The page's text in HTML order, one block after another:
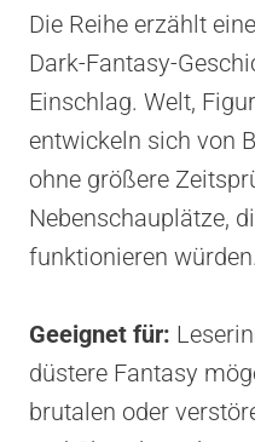
Die Reihe erzählt
Dark-Fantasy-
Einschlag. Welt,
entwickeln sich von
ohne größere
Nebenschauplätze,
funktionieren würden.
Geeignet für:
düstere Fantasy
brutalen oder